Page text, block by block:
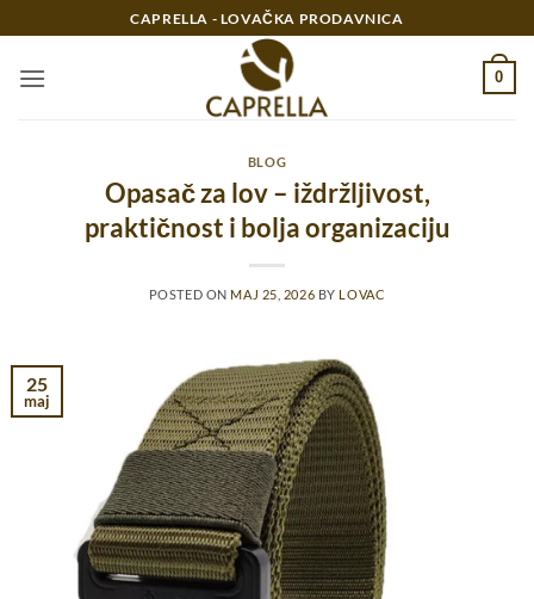
na
sadržaj
CAPRELLA - LOVAČKA PRODAVNICA
0
BLOG
Opasač za lov – iždržljivost,
praktičnost i bolja organizaciju
POSTED ON MAJ 25, 2026 BY LOVAC
25
maj